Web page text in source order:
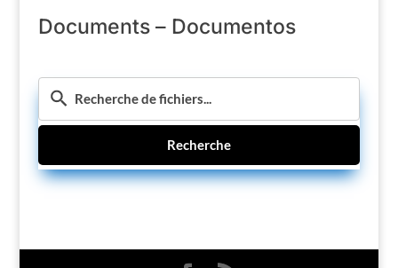
Documents – Documentos
Recherche